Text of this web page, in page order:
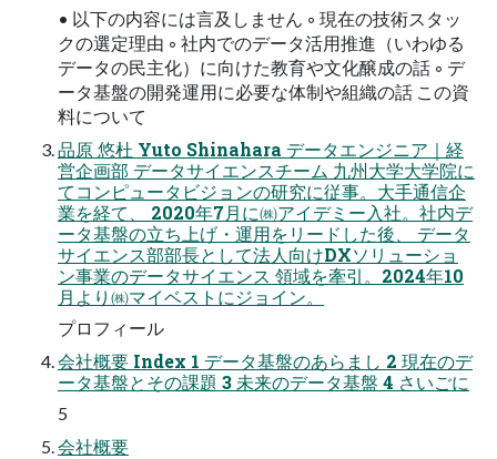
• 以下の内容には言及しません ◦ 現在の技術スタッ
クの選定理由 ◦ 社内でのデータ活用推進（いわゆる
データの民主化）に向けた教育や文化醸成の話 ◦ デ
ータ基盤の開発運用に必要な体制や組織の話 この資
料について
品原 悠杜 Yuto Shinahara データエンジニア｜経
営企画部 データサイエンスチーム 九州大学大学院に
てコンピュータビジョンの研究に従事。大手通信企
業を経て、 2020年7月に㈱アイデミー入社。社内デ
ータ基盤の立ち上げ・運用をリードした後、 データ
サイエンス部部長として法人向けDXソリューショ
ン事業のデータサイエンス 領域を牽引。2024年10
月より㈱マイベストにジョイン。
プロフィール
会社概要 Index 1 データ基盤のあらまし 2 現在のデ
ータ基盤とその課題 3 未来のデータ基盤 4 さいごに
5
会社概要